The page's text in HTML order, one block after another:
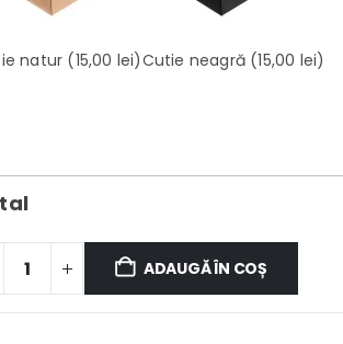
natur (15,00 lei)Cutie neagră (15,00 lei)
ADAUGĂ ÎN COȘ